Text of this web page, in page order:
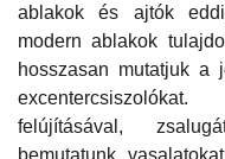
ablakok és ajtók
modern ablakok
hosszasan mutatjuk a
felújításával,
bemutatunk